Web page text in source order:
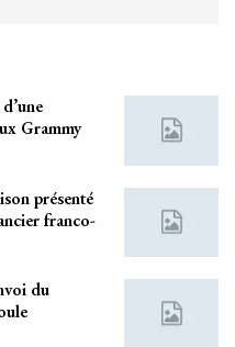
Grammy
présenté
franco-
du